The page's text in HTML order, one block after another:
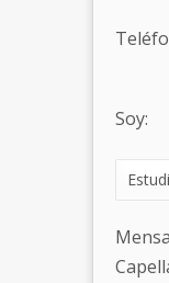
Soy: